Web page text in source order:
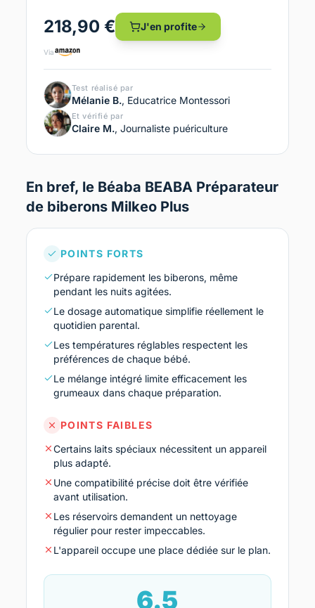
218,90 € J'en profite
Via
Test réalisé par
Mélanie B., Educatrice Montessori
Et vérifié par
Claire M., Journaliste puériculture
En bref, le Béaba BEABA Préparateur
de biberons Milkeo Plus
POINTS FORTS
Prépare rapidement les biberons, même
pendant les nuits agitées.
Le dosage automatique simplifie réellement le
quotidien parental.
Les températures réglables respectent les
préférences de chaque bébé.
Le mélange intégré limite efficacement les
grumeaux dans chaque préparation.
POINTS FAIBLES
Certains laits spéciaux nécessitent un appareil
plus adapté.
Une compatibilité précise doit être vérifiée
avant utilisation.
Les réservoirs demandent un nettoyage
régulier pour rester impeccables.
L'appareil occupe une place dédiée sur le plan.
6.5